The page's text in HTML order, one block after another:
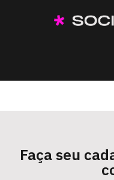
Faça seu